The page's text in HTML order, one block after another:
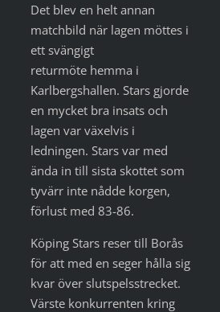
Det blev en helt annan
matchbild när lagen möttes i
ett svängigt
returmöte hemma i
Karlbergshallen. Stars gjorde
en mycket bra insats och
lagen var växelvis i
ledningen. Stars var med
ända in till sista skottet som
tyvärr inte nådde korgen,
förlust med 83-86.
Köping Stars reser till Borås
för att med en seger hålla sig
kvar över slutspelsstrecket.
Värste konkurrenten kring